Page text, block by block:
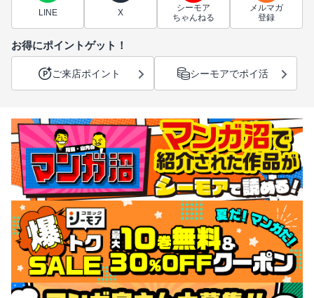
LINE X
シーモア
ちゃんねる
メルマガ
登録
お得にポイントゲット！
ご来店ポイント シーモアでポイ活